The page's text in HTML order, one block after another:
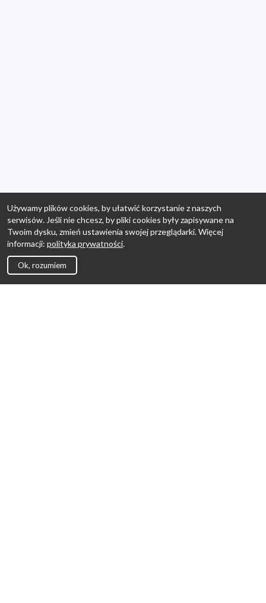
Używamy plików cookies, by ułatwić korzystanie z naszych
serwisów. Jeśli nie chcesz, by pliki cookies były zapisywane na
Twoim dysku, zmień ustawienia swojej przeglądarki. Więcej
informacji: polityka prywatności.
Ok, rozumiem